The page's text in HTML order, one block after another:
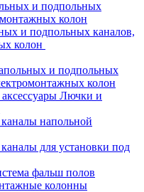
и подпольных каналов,
колон
и подпольных
колон
Лючки и
напольной
для установки под
фальш полов
колонны